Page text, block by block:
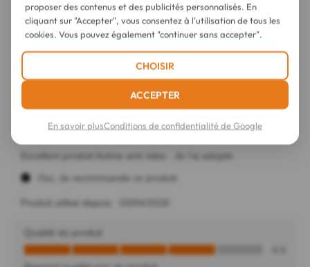
proposer des contenus et des publicités personnalisés. En
cliquant sur "Accepter", vous consentez à l'utilisation de tous les
cookies. Vous pouvez également "continuer sans accepter".
CHOISIR
ACCEPTER
En savoir plusConditions de confidentialité de Google